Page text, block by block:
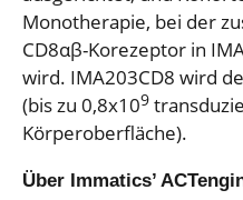
Monotherapie, bei der
CD8αβ-Korezeptor in
wird. IMA203CD8 wird
(bis zu 0,8x109
Körperoberfläche).
Über Immatics’